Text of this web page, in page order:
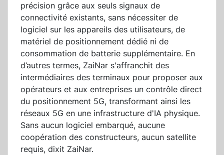
précision grâce aux seuls signaux de
connectivité existants, sans nécessiter de
logiciel sur les appareils des utilisateurs, de
matériel de positionnement dédié ni de
consommation de batterie supplémentaire. En
d’autres termes, ZaiNar s'affranchit des
intermédiaires des terminaux pour proposer aux
opérateurs et aux entreprises un contrôle direct
du positionnement 5G, transformant ainsi les
réseaux 5G en une infrastructure d'IA physique.
Sans aucun logiciel embarqué, aucune
coopération des constructeurs, aucun satellite
requis, dixit ZaiNar.